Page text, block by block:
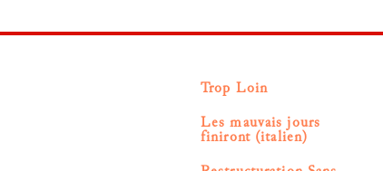
Trop Loin
Les mauvais jours
finiront (italien)